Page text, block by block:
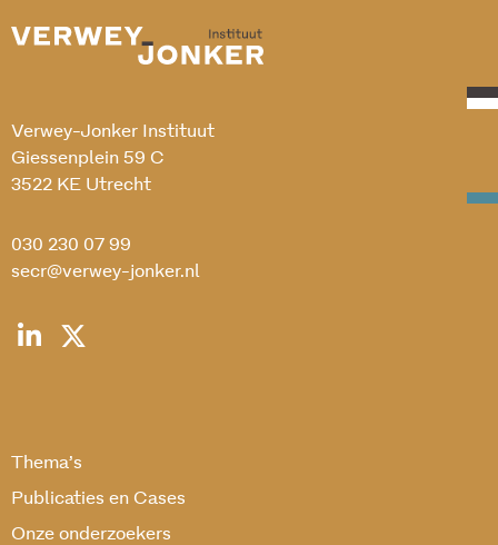
Verwey-Jonker Instituut
Giessenplein 59 C
3522 KE Utrecht
030 230 07 99
secr@verwey-jonker.nl
Thema’s
Publicaties en Cases
Onze onderzoekers